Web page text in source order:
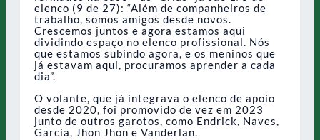
elenco (9 de 27): “Além de companheiros de
trabalho, somos amigos desde novos.
Crescemos juntos e agora estamos aqui
dividindo espaço no elenco profissional. Nós
que estamos subindo agora, e os meninos que
já estavam aqui, procuramos aprender a cada
dia”.
O volante, que já integrava o elenco de apoio
desde 2020, foi promovido de vez em 2023
junto de outros garotos, como Endrick, Naves,
Garcia, Jhon Jhon e Vanderlan.